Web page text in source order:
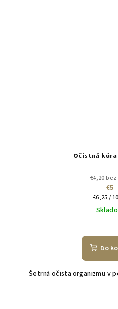
Očistná kúra
€4,20 bez
€5
cena:
€6,25 /
Do
Šetrná očista organizmu v